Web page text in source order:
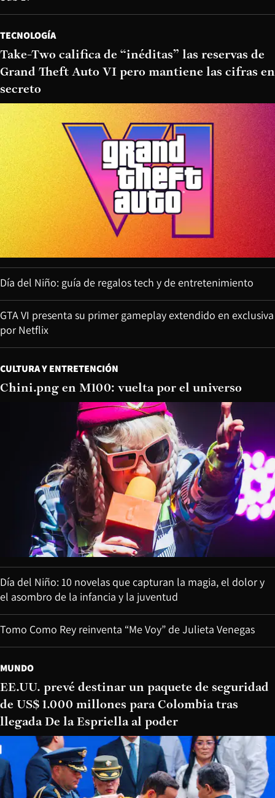
TECNOLOGÍA
Take-Two califica de “inéditas” las reservas de
Grand Theft Auto VI pero mantiene las cifras en
secreto
Día del Niño: guía de regalos tech y de entretenimiento
GTA VI presenta su primer gameplay extendido en exclusiva
por Netflix
CULTURA Y ENTRETENCIÓN
Chini.png en M100: vuelta por el universo
Día del Niño: 10 novelas que capturan la magia, el dolor y
el asombro de la infancia y la juventud
Tomo Como Rey reinventa “Me Voy” de Julieta Venegas
MUNDO
EE.UU. prevé destinar un paquete de seguridad
de US$ 1.000 millones para Colombia tras
llegada De la Espriella al poder